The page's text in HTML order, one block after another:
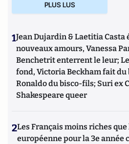
PLUS LUS
1Jean Dujardin & Laetitia
nouveaux amours, Vanessa
Benchetrit enterrent le leur;
fond, Victoria Beckham fait
Ronaldo du bisco-fils; Suri ex
Shakespeare queer
2Les Français moins riches
européenne pour la 3e année